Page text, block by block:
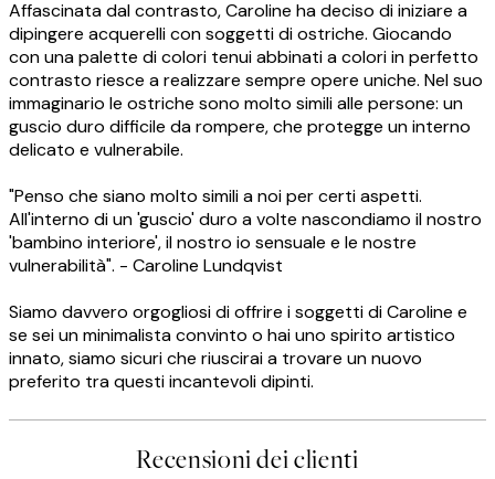
Affascinata dal contrasto, Caroline ha deciso di iniziare a
dipingere acquerelli con soggetti di ostriche. Giocando
con una palette di colori tenui abbinati a colori in perfetto
contrasto riesce a realizzare sempre opere uniche. Nel suo
immaginario le ostriche sono molto simili alle persone: un
guscio duro difficile da rompere, che protegge un interno
delicato e vulnerabile.
"Penso che siano molto simili a noi per certi aspetti.
All'interno di un 'guscio' duro a volte nascondiamo il nostro
'bambino interiore', il nostro io sensuale e le nostre
vulnerabilità". - Caroline Lundqvist
Siamo davvero orgogliosi di offrire i soggetti di Caroline e
se sei un minimalista convinto o hai uno spirito artistico
innato, siamo sicuri che riuscirai a trovare un nuovo
preferito tra questi incantevoli dipinti.
Recensioni dei clienti